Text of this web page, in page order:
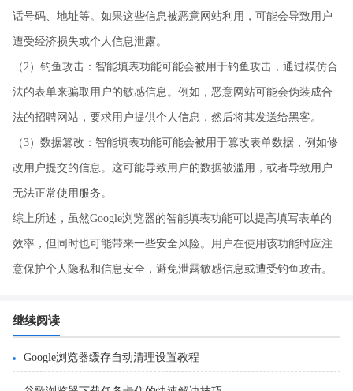
话号码、地址等。如果这些信息被恶意网站利用，可能会导致用户
遭受经济损失或个人信息泄露。
（2）钓鱼攻击：智能填表功能可能会被用于钓鱼攻击，通过模仿合
法的表单来骗取用户的敏感信息。例如，恶意网站可能会伪装成合
法的招聘网站，要求用户提供个人信息，然后将其发送给黑客。
（3）数据篡改：智能填表功能可能会被用于篡改表单数据，例如修
改用户提交的信息。这可能导致用户的数据被滥用，或者导致用户
无法正常使用服务。
综上所述，虽然Google浏览器的智能填表功能可以提高填写表单的
效率，但同时也可能带来一些安全风险。用户在使用该功能时应注
意保护个人隐私和信息安全，避免泄露敏感信息或遭受钓鱼攻击。
继续阅读
Google浏览器缓存自动清理设置教程